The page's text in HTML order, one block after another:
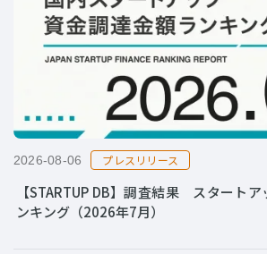
2026-08-06 プレスリリース
【STARTUP DB】調査結果 スタート
ンキング（2026年7月）